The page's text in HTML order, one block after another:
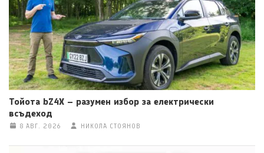
Тойота bZ4X – разумен избор за електрически
всъдеход
8 АВГ. 2026 НИКОЛА СТОЯНОВ